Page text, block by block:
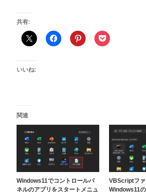
共有:
いいね:
関連
Windows11でコントロールパ
ネルのアプリをスタートメニュ
VBScriptフ
Windows11